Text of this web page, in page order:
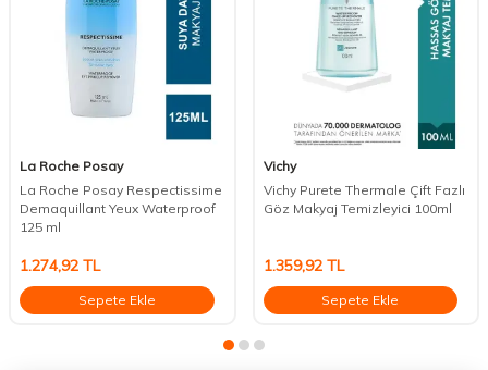
La Roche Posay
La Roche Posay Respectissime
Demaquillant Yeux Waterproof
125 ml
1.274,92 TL
Sepete Ekle
Vichy
Vichy Purete Thermale Çift Fazlı
Göz Makyaj Temizleyici 100ml
1.359,92TL
Sepete Ekle